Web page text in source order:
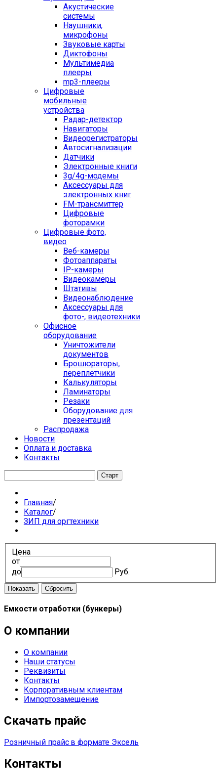
Акустические
системы
Наушники,
микрофоны
Звуковые карты
Диктофоны
Мультимедиа
плееры
mp3-плееры
Цифровые
мобильные
устройства
Радар-детектор
Навигаторы
Видеорегистраторы
Автосигнализации
Датчики
Электронные книги
3g/4g-модемы
Аксессуары для
электронных книг
FM-трансмиттер
Цифровые
фоторамки
Цифровые фото,
видео
Веб-камеры
Фотоаппараты
IP-камеры
Видеокамеры
Штативы
Видеонаблюдение
Аксессуары для
фото-, видеотехники
Офисное
оборудование
Уничтожители
документов
Брошюраторы,
переплетчики
Калькуляторы
Ламинаторы
Резаки
Оборудование для
презентаций
Распродажа
Новости
Оплата и доставка
Контакты
Главная/
Каталог/
ЗИП для оргтехники
Цена
от
до
Руб.
Емкости отработки (бункеры)
О компании
О компании
Наши статусы
Реквизиты
Контакты
Корпоративным клиентам
Импортозамещение
Скачать прайс
Розничный прайс в формате Эксель
Контакты